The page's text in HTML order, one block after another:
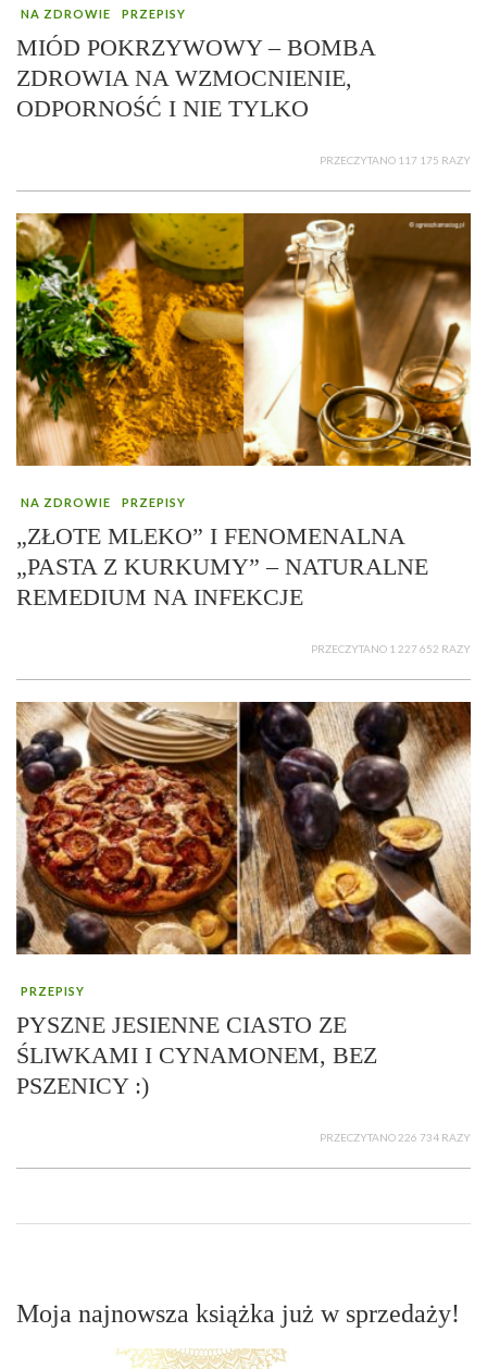
NA ZDROWIE PRZEPISY
MIÓD POKRZYWOWY – BOMBA
ZDROWIA NA WZMOCNIENIE,
ODPORNOŚĆ I NIE TYLKO
PRZECZYTANO 117 175 RAZY
NA ZDROWIE PRZEPISY
„ZŁOTE MLEKO” I FENOMENALNA
„PASTA Z KURKUMY” – NATURALNE
REMEDIUM NA INFEKCJE
PRZECZYTANO 1 227 652 RAZY
PRZEPISY
PYSZNE JESIENNE CIASTO ZE
ŚLIWKAMI I CYNAMONEM, BEZ
PSZENICY :)
PRZECZYTANO 226 734 RAZY
Moja najnowsza książka już w sprzedaży!